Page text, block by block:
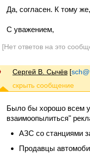
Да, согласен. К тому
С уважением,
[Нет ответов на это
Сергей В. Сычёв [
Было бы хорошо всем
взаимоопылиться"
АЗС со станциями
Продавцы